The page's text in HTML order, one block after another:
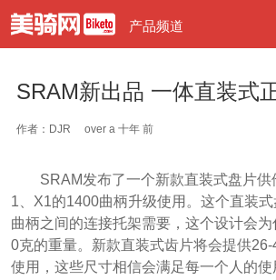
产品频道
SRAM新出品 一体直装式
作者：DJR over a 十年 前
SRAM发布了一个新款直装式盘片
1、X1的1400曲柄升级使用。这个直装
曲柄之间的连接托架需要，这个设计会
0克的重量。新款直装式齿片将会提供
使用，这些尺寸相信会满足每一个人的